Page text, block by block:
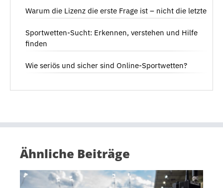
Warum die Lizenz die erste Frage ist – nicht die letzte
Sportwetten-Sucht: Erkennen, verstehen und Hilfe
finden
Wie seriös und sicher sind Online-Sportwetten?
Ähnliche Beiträge